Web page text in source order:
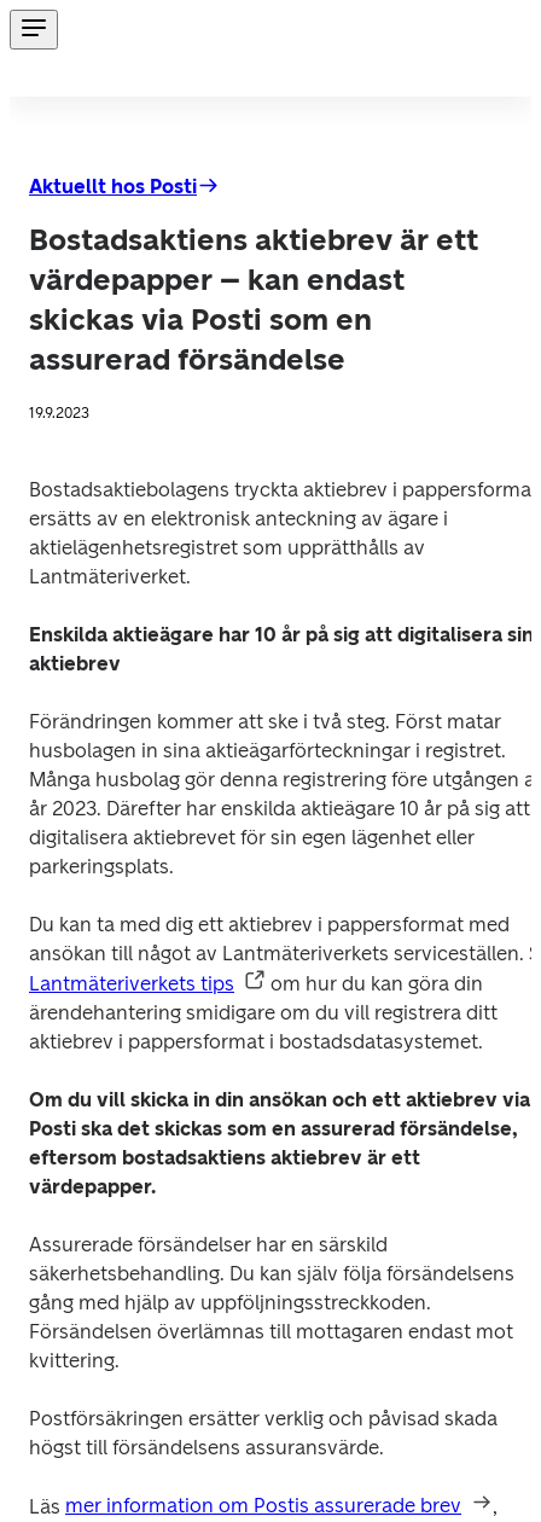
Aktuellt hos Posti
Bostadsaktiens aktiebrev är ett
värdepapper – kan endast
skickas via Posti som en
assurerad försändelse
19.9.2023
Bostadsaktiebolagens tryckta aktiebrev i pappersformat
ersätts av en elektronisk anteckning av ägare i
aktielägenhetsregistret som upprätthålls av
Lantmäteriverket.
Enskilda aktieägare har 10 år på sig att digitalisera
aktiebrev
Förändringen kommer att ske i två steg. Först matar
husbolagen in sina aktieägarförteckningar i registret.
Många husbolag gör denna registrering före utgången
år 2023. Därefter har enskilda aktieägare 10 år på sig att
digitalisera aktiebrevet för sin egen lägenhet eller
parkeringsplats.
Du kan ta med dig ett aktiebrev i pappersformat med
Lantmäteriverkets tips
om hur du kan göra din
ärendehantering smidigare om du vill registrera ditt
aktiebrev i pappersformat i bostadsdatasystemet.
Om du vill skicka in din ansökan och ett aktiebrev via
Posti ska det skickas som en assurerad försändelse,
eftersom bostadsaktiens aktiebrev är ett
värdepapper.
Assurerade försändelser har en särskild
säkerhetsbehandling. Du kan själv följa försändelsens
gång med hjälp av uppföljningsstreckkoden.
Försändelsen överlämnas till mottagaren endast mot
kvittering.
Postförsäkringen ersätter verklig och påvisad skada
högst till försändelsens assuransvärde.
Läs mer information om Postis assurerade brev
,